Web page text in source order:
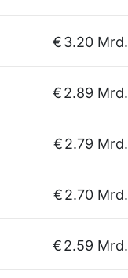
€3.20 Mrd.
€2.89 Mrd.
€2.79 Mrd.
€2.70 Mrd.
€2.59 Mrd.